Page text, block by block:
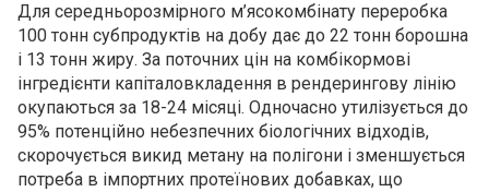
Для середньорозмірного м’ясокомбінату переробка
100 тонн субпродуктів на добу дає до 22 тонн борошна
і 13 тонн жиру. За поточних цін на комбікормові
інгредієнти капіталовкладення в рендерингову лінію
окупаються за 18-24 місяці. Одночасно утилізується до
95% потенційно небезпечних біологічних відходів,
скорочується викид метану на полігони і зменшується
потреба в імпортних протеїнових добавках, що